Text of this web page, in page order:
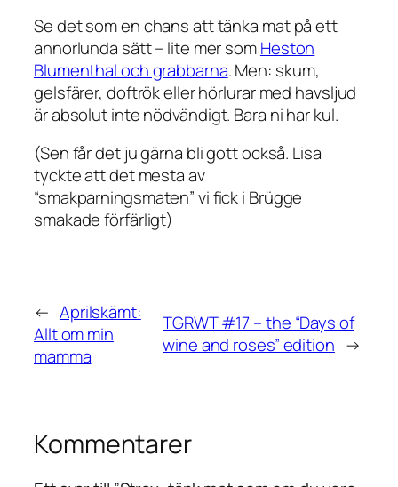
Se det som en chans att tänka mat på ett
annorlunda sätt – lite mer somHeston
Blumenthal och grabbarna. Men: skum,
gelsfärer, doftrök eller hörlurar med havsljud
ärabsolut inte nödvändigt. Bara ni har kul.
(Sen får det ju gärna bli gott också. Lisa
tyckte att det mesta av
“smakparningsmaten” vi fick i Brügge
smakade förfärligt)
← Aprilskämt:
Allt om min
mamma
TGRWT #17 – the “Days of
wine and roses” edition →
Kommentarer